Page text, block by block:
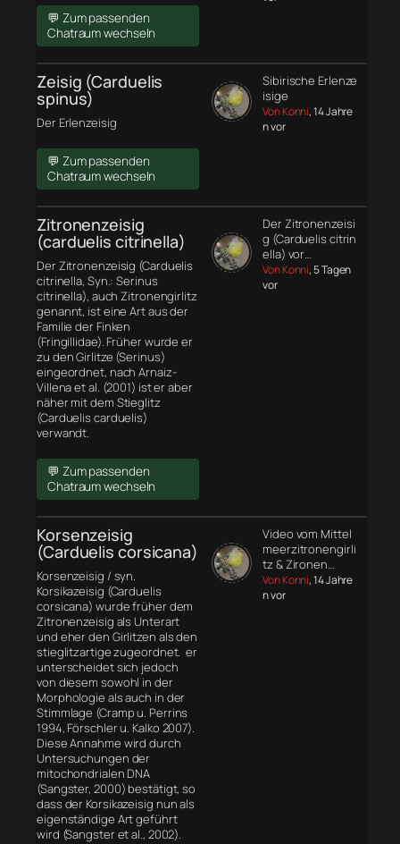
💬 Zum passenden
Chatraum wechseln
Zeisig (Carduelis
spinus)
Der Erlenzeisig
💬 Zum passenden
Chatraum wechseln
Sibirische Erlenze
isige
Von Konni, 14 Jahre
n vor
Zitronenzeisig
(carduelis citrinella)
Der Zitronenzeisig (Carduelis
citrinella, Syn.: Serinus
citrinella), auch Zitronengirlitz
genannt, ist eine Art aus der
Familie der Finken
(Fringillidae). Früher wurde er
zu den Girlitze (Serinus)
eingeordnet, nach Arnaiz-
Villena et al. (2001) ist er aber
näher mit dem Stieglitz
(Carduelis carduelis)
verwandt.
💬 Zum passenden
Chatraum wechseln
Der Zitronenzeisi
g (Carduelis citrin
ella) vor…
Von Konni, 5 Tagen
vor
Korsenzeisig
(Carduelis corsicana)
Korsenzeisig / syn.
Korsikazeisig (Carduelis
corsicana) wurde früher dem
Zitronenzeisig als Unterart
und eher den Girlitzen als den
stieglitzartige zugeordnet. er
unterscheidet sich jedoch
von diesem sowohl in der
Morphologie als auch in der
Stimmlage (Cramp u. Perrins
1994, Förschler u. Kalko 2007).
Diese Annahme wird durch
Untersuchungen der
mitochondrialen DNA
(Sangster, 2000) bestätigt, so
dass der Korsikazeisig nun als
eigenständige Art geführt
wird (Sangster et al., 2002).
Video vom Mittel
meerzitronengirli
tz & Zironen…
Von Konni, 14 Jahre
n vor